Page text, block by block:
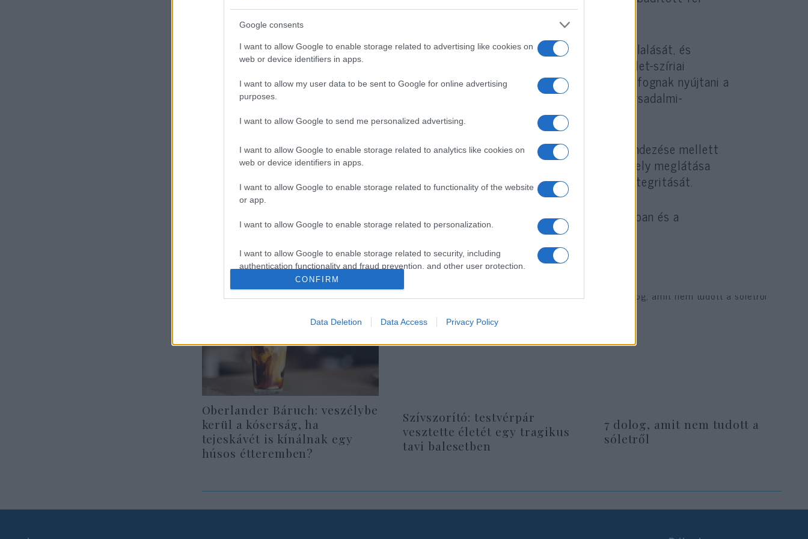
Google consents
I want to allow Google to enable storage related to advertising like cookies on
web or device identifiers in apps.
I want to allow my user data to be sent to Google for online advertising
purposes.
I want to allow Google to send me personalized advertising.
I want to allow Google to enable storage related to analytics like cookies on
web or device identifiers in apps.
I want to allow Google to enable storage related to functionality of the website
or app.
I want to allow Google to enable storage related to personalization.
I want to allow Google to enable storage related to security, including
authentication functionality and fraud prevention, and other user protection.
CONFIRM
Data Deletion Data Access Privacy Policy
Szíria északi és északkeleti részén a dzsihadisták uralma alól.
A francia államfő megköszönte a szíriai kurd milíciaszövetség szerepvállalását, és
hangsúlyozta, hogy Franciaország kiemelt figyelmet szentel az északkelet-szíriai
stabilitásnak. Ezzel kapcsolatban elmondta, hogy pénzügyi támogatást fognak nyújtani a
szíriai civil lakosság humanitárius szükségleteinek kielégítésére és a társadalmi-
gazdasági stabilitás megteremtésére.
Macron egyúttal megismételte, hogy Párizs a szíriai konfliktus olyan rendezése mellett
foglal állást, amely a szíriai nép „összes elemét” magában foglalja, s amely meglátása
szerint az egyetlen, amely biztosíthatja az arab ország stabilitását és integritását.
Az Iszlám Állam miután 2014 nyarán kiterjedt területeket foglalt el Irakban és a
szomszédos Szíriában, mára azonban katonai vereséget szenvedett.
Oberlander Báruch: veszélybe
kerül a kóserság, ha
tejeskávét is kínálnak egy
húsos étteremben?
Szívszorító: testvérpár
vesztette életét egy tragikus
tavi balesetben
7 dolog, amit nem tudott a
sóletről